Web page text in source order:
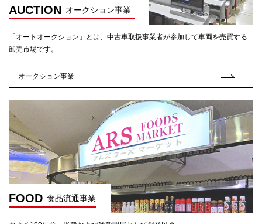
AUCTION オークション事業
「オートオークション」とは、中古車取扱事業者が参加して車両を売買する
卸売市場です。
オークション事業
FOOD 食品流通事業